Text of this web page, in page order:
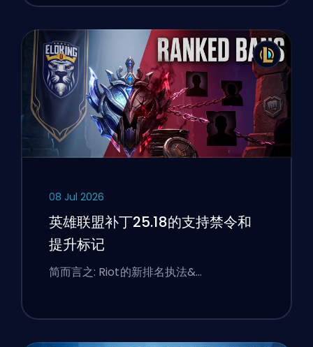
08 Jul 2026
英雄联盟补丁25.18的支持禁令和
提升标记
简而言之: Riot的新排名执法&…